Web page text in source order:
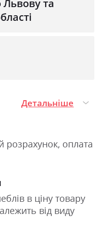
та
Детальніше
розрахунок, оплата
в ціну товару
від виду